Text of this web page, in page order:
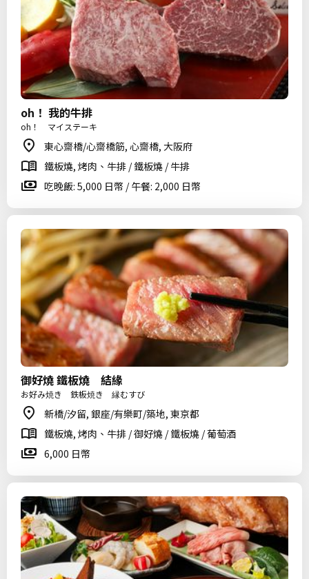
oh！ 我的牛排
oh！ マイステーキ
東心齋橋/心齋橋筋, 心齋橋, 大阪府
鐵板燒, 烤肉、牛排 / 鐵板燒 / 牛排
吃晚飯: 5,000 日幣 / 午餐: 2,000 日幣
御好燒 鐵板燒 結緣
お好み焼き 鉄板焼き 縁むすび
新橋/汐留, 銀座/有樂町/築地, 東京都
鐵板燒, 烤肉、牛排 / 御好燒 / 鐵板燒 / 葡萄酒
6,000 日幣